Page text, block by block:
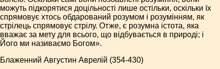
можуть підкорятися доцільності лише остільки, оскільки їх
спрямовує хтось обдарований розумом і розумінням, як
стрілець спрямовує стрілу. Отже, є розумна істота, яка
вважає за мету для всього, що відбувається в природі; і
Його ми називаємо Богом».
Блаженний Августин Аврелій (354-430)